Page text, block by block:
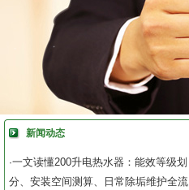
新闻动态
·一文读懂200升电热水器：能效等级划
分、安装空间测算、日常除垢维护全流